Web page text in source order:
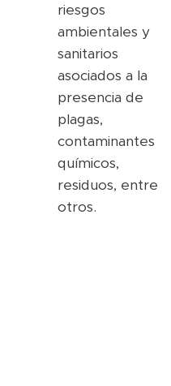
riesgos
ambientales y
sanitarios
asociados a la
presencia de
plagas,
contaminantes
químicos,
residuos, entre
otros.